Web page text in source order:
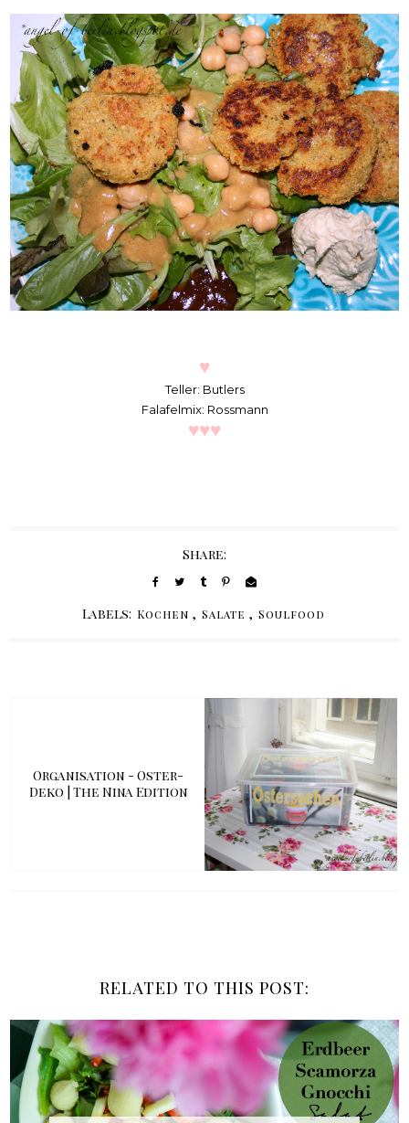
♥
Teller: Butlers
Falafelmix: Rossmann
♥♥♥
Share:
Labels: Kochen , Salate , Soulfood
Organisation - Oster-
Deko | The Nina Edition
RELATED TO THIS POST: